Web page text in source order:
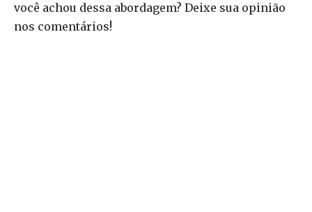
você achou dessa abordagem? Deixe sua opinião
nos comentários!